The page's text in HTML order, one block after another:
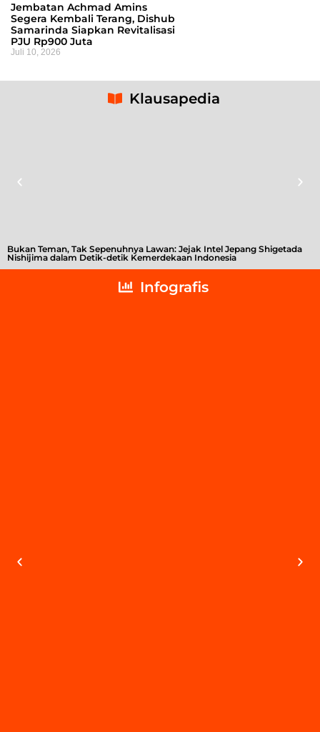
Jembatan Achmad Amins
Segera Kembali Terang, Dishub
Samarinda Siapkan Revitalisasi
PJU Rp900 Juta
Juli 10, 2026
Klausapedia
Bukan Teman, Tak Sepenuhnya Lawan: Jejak Intel Jepang Shigetada
Nishijima dalam Detik-detik Kemerdekaan Indonesia
Infografis